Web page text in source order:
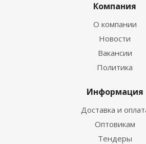
Компания
О компании
Новости
Вакансии
Политика
Информация
Доставка и
Оптовикам
Тендеры